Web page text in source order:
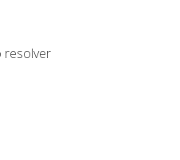
resolver